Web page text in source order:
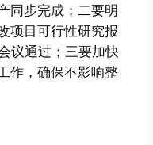
同步完成；二要明
项目可行性研究报
议通过；三要加快
作，确保不影响整